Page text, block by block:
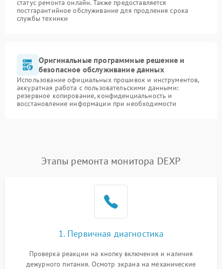
статус ремонта онлайн. Также предоставляется
постгарантийное обслуживание для продления срока
службы техники
Оригинальные программные решение и
безопасное обслуживание данных
Использование официальных прошивок и инструментов,
аккуратная работа с пользовательскими данными:
резервное копирование, конфиденциальность и
восстановление информации при необходимости
Этапы ремонта монитора DEXP
1. Первичная диагностика
Проверка реакции на кнопку включения и наличия
дежурного питания. Осмотр экрана на механические